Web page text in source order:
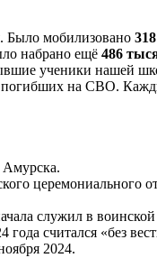
Было мобилизовано
набрано ещё 486
ученики нашей
на СВО.
церемониального
служил в
года считался «без
2024.